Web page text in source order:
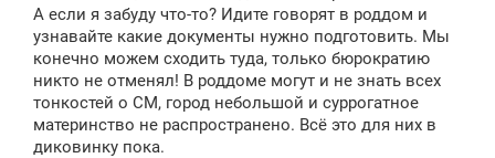
А если я забуду что-то? Идите говорят в роддом и
узнавайте какие документы нужно подготовить. Мы
конечно можем сходить туда, только бюрократию
никто не отменял! В роддоме могут и не знать всех
тонкостей о СМ, город небольшой и суррогатное
материнство не распространено. Всё это для них в
диковинку пока.